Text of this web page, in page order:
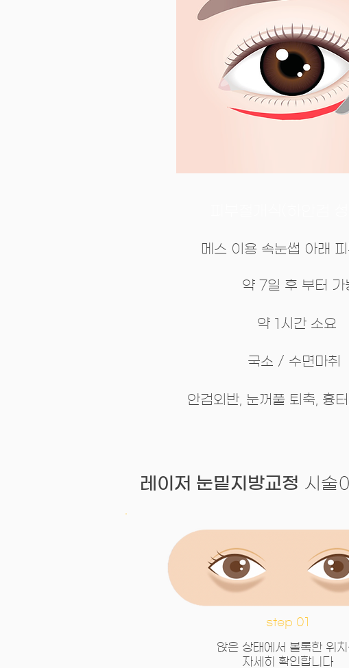
메스 이용 속눈썹 아래
약 7일 후 부터 가
약 1시간 소요
​국소 / 수면마취
안검외반, 눈꺼풀 퇴축, 흉
레이저 눈밑지방교정 시술
step 01
앉은 상태에서 볼록한 위
자세히 확인합니다